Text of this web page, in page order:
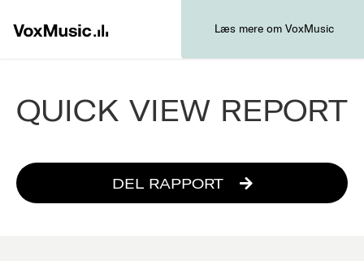
Læs mere om VoxMusic
QUICK VIEW REPORT
DEL RAPPORT